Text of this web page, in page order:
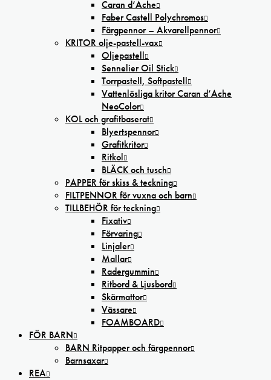
Caran d’Ache
Faber Castell Polychromos
Färgpennor – Akvarellpennor
KRITOR olje-pastell-vax
Oljepastell
Sennelier Oil Stick
Torrpastell, Softpastell
Vattenlösliga kritor Caran d’Ache
NeoColor
KOL och grafitbaserat
Blyertspennor
Grafitkritor
Ritkol
BLÄCK och tusch
PAPPER för skiss & teckning
FILTPENNOR för vuxna och barn
TILLBEHÖR för teckning
Fixativ
Förvaring
Linjaler
Mallar
Radergummin
Ritbord & Ljusbord
Skärmattor
Vässare
FOAMBOARD
FÖR BARN
BARN Ritpapper och färgpennor
Barnsaxar
REA